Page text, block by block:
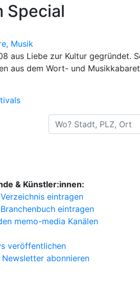
Special
Musik
aus Liebe zur Kultur gegründet.
aus dem Wort- und
Wo? Stadt, PLZ, Ort
& Künstler:innen:
eintragen
eintragen
memo-media Kanälen
veröffentlichen
abonnieren